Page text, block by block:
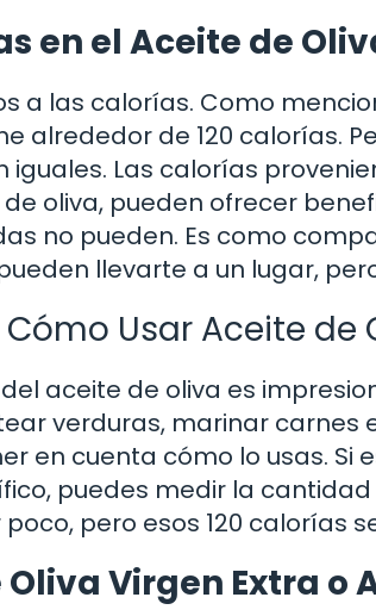
en el Aceite de
a las calorías. Como
alrededor de 120 calorías.
iguales. Las calorías
oliva, pueden ofrecer
no pueden. Es como
llevarte a un lugar,
Usar Aceite de
aceite de oliva es
verduras, marinar carnes
en cuenta cómo lo usas.
puedes medir la
pero esos 120 calorías
Virgen Extra o